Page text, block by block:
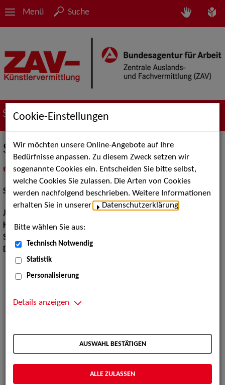
Menü Suche
Suche nach Künstler*innen
Sarah Siri Lee König
als PDF speichern
inMeine Merklistelegen
Schauspiel:Bühne
Jahrgang:
Körpergröße:160 cm
Sprachen:
Dialekte:
Cookie-Einstellungen
Wir möchten unsere Online-Angebote auf Ihre
Bedürfnisse anpassen. Zu diesem Zweck setzen wir
sogenannte Cookies ein. Entscheiden Sie bitte selbst,
welche Cookies Sie zulassen. Die Arten von Cookies
werden nachfolgend beschrieben. Weitere Informationen
erhalten Sie in unserer
Datenschutzerklärung
Bitte wählen Sie aus:
Technisch Notwendig
Statistik
Personalisierung
Details anzeigen
AUSWAHL BESTÄTIGEN
ALLE ZULASSEN